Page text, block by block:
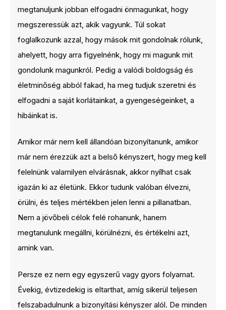
megtanuljunk jobban elfogadni önmagunkat, hogy
megszeressük azt, akik vagyunk. Túl sokat
foglalkozunk azzal, hogy mások mit gondolnak rólunk,
ahelyett, hogy arra figyelnénk, hogy mi magunk mit
gondolunk magunkról. Pedig a valódi boldogság és
életminőség abból fakad, ha meg tudjuk szeretni és
elfogadni a saját korlátainkat, a gyengeségeinket, a
hibáinkat is.
Amikor már nem kell állandóan bizonyítanunk, amikor
már nem érezzük azt a belső kényszert, hogy meg kell
felelnünk valamilyen elvárásnak, akkor nyílhat csak
igazán ki az életünk. Ekkor tudunk valóban élvezni,
örülni, és teljes mértékben jelen lenni a pillanatban.
Nem a jövőbeli célok felé rohanunk, hanem
megtanulunk megállni, körülnézni, és értékelni azt,
amink van.
Persze ez nem egy egyszerű vagy gyors folyamat.
Évekig, évtizedekig is eltarthat, amíg sikerül teljesen
felszabadulnunk a bizonyítási kényszer alól. De minden